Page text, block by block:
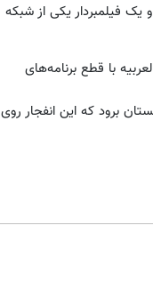
و یک فیلمبردار یکی از شبکه
جمله سی ان ان، بی بی سی، فرانس 24، الجزیره و العربیه با قطع برنامه‌های
برود که این انفجار روی